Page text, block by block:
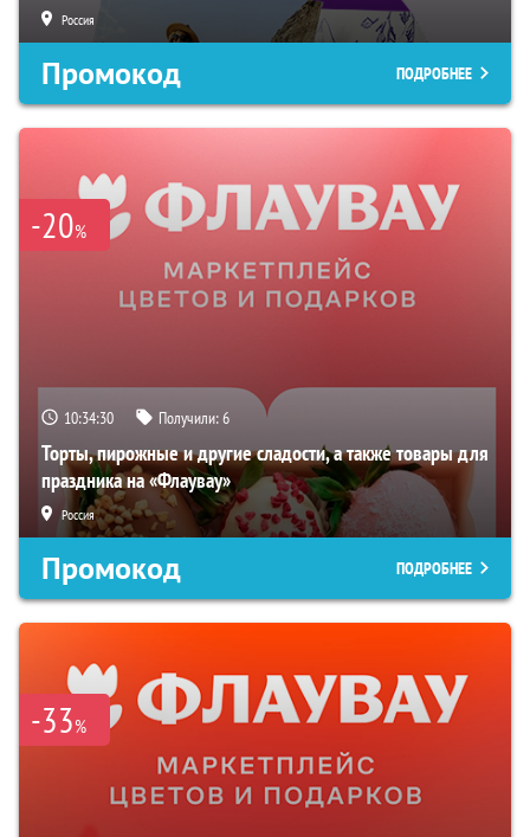
Россия
Промокод ПОДРОБНЕЕ
-20%
10:34:29 Получили:6
Торты, пирожные и другие сладости, а также товары для
праздника на «Флаувау»
Россия
Промокод ПОДРОБНЕЕ
-33%